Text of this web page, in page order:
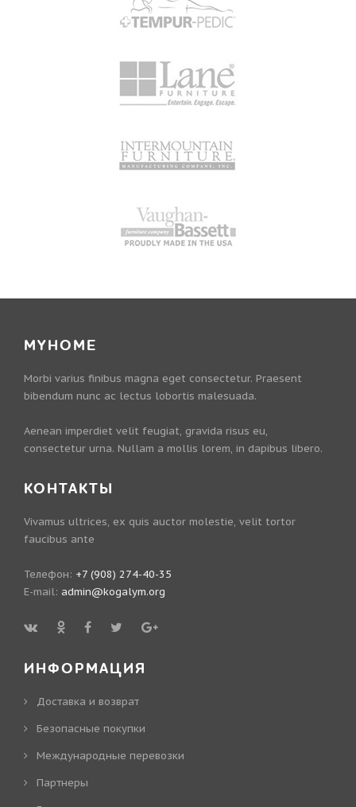
MYHOME
Morbi varius finibus magna eget consectetur. Praesent
bibendum nunc ac lectus lobortis malesuada.
Aenean imperdiet velit feugiat, gravida risus eu,
consectetur urna. Nullam a mollis lorem, in dapibus libero.
КОНТАКТЫ
Vivamus ultrices, ex quis auctor molestie, velit tortor
faucibus ante
Телефон: +7 (908) 274-40-35
E-mail: admin@kogalym.org
ИНФОРМАЦИЯ
Доставка и возврат
Безопасные покупки
Международные перевозки
Партнеры